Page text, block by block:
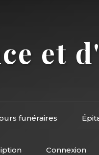
et
funéraires
Connexion